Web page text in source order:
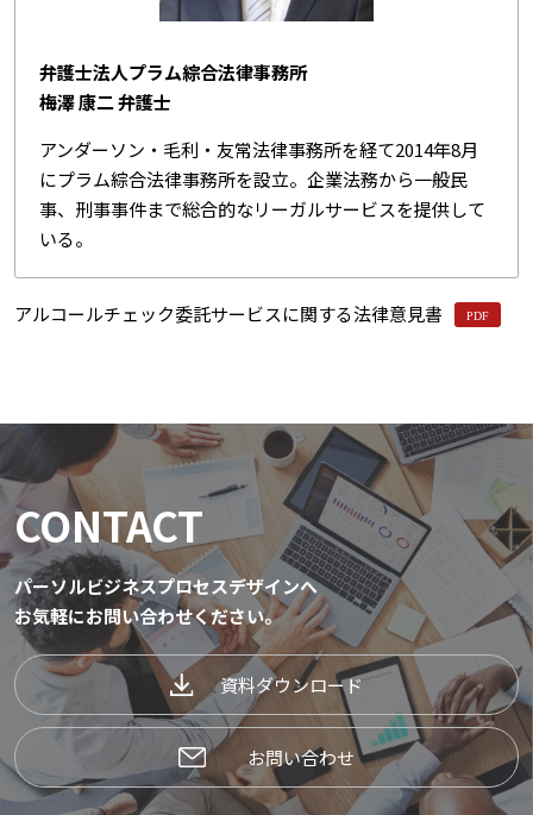
弁護士法人プラム綜合法律事務所
梅澤 康二 弁護士
アンダーソン・毛利・友常法律事務所を経て2014年8月
にプラム綜合法律事務所を設立。企業法務から一般民
事、刑事事件まで総合的なリーガルサービスを提供して
いる。
アルコールチェック委託サービスに関する法律意見書
CONTACT
パーソルビジネスプロセスデザインへ
お気軽にお問い合わせください。
資料ダウンロード
お問い合わせ